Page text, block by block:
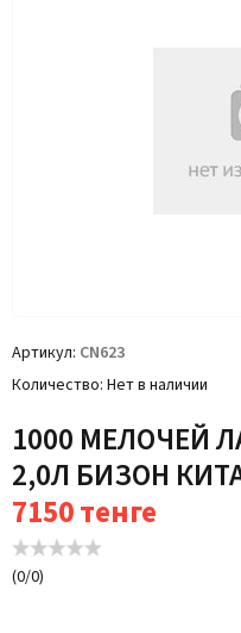
Артикул CN623
Количество Нет в наличии
1000 МЕЛОЧЕЙ
2,0Л БИЗОН
7150тенге
(0/0)